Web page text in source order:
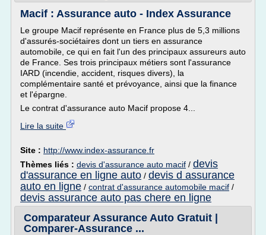
Macif : Assurance auto - Index Assurance
Le groupe Macif représente en France plus de 5,3 millions
d'assurés-sociétaires dont un tiers en assurance
automobile, ce qui en fait l'un des principaux assureurs auto
de France. Ses trois principaux métiers sont l'assurance
IARD (incendie, accident, risques divers), la
complémentaire santé et prévoyance, ainsi que la finance
et l'épargne.
Le contrat d'assurance auto Macif propose 4...
Lire la suite
Site : http://www.index-assurance.fr
Thèmes liés : devis d'assurance auto macif / devis
d'assurance en ligne auto / devis d assurance
auto en ligne / contrat d'assurance automobile macif /
devis assurance auto pas chere en ligne
Comparateur Assurance Auto Gratuit |
Comparer-Assurance ...